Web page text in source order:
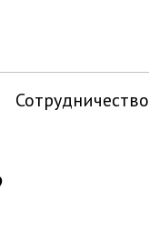
Сотрудничество